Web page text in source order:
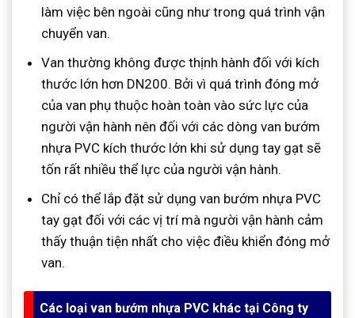
làm việc bên ngoài cũng như trong quá trình vận
chuyển van.
Van thường không được thịnh hành đối với kích
thước lớn hơn DN200. Bởi vì quá trình đóng mở
của van phụ thuộc hoàn toàn vào sức lực của
người vận hành nên đối với các dòng van bướm
nhựa PVC kích thước lớn khi sử dụng tay gạt sẽ
tốn rất nhiều thể lực của người vận hành.
Chỉ có thể lắp đặt sử dụng van bướm nhựa PVC
tay gạt đối với các vị trí mà người vận hành cảm
thấy thuận tiện nhất cho việc điều khiển đóng mở
van.
Các loại van bướm nhựa PVC khác tại Công ty